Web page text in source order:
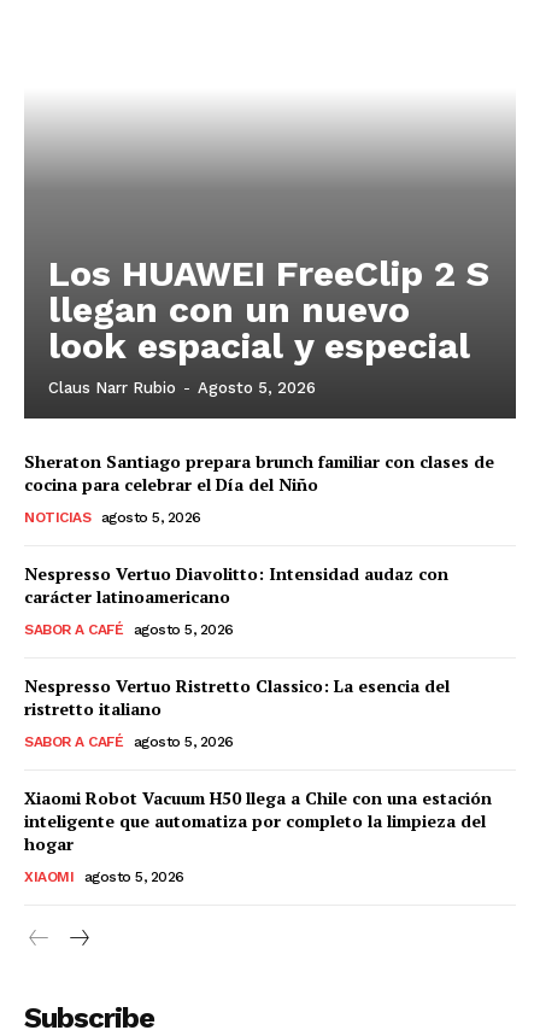
Los HUAWEI FreeClip 2 S
llegan con un nuevo
look espacial y especial
Claus Narr Rubio - Agosto 5, 2026
Sheraton Santiago prepara brunch familiar con clases de
cocina para celebrar el Día del Niño
NOTICIAS agosto 5, 2026
Nespresso Vertuo Diavolitto: Intensidad audaz con
carácter latinoamericano
SABOR A CAFÉ agosto 5, 2026
Nespresso Vertuo Ristretto Classico: La esencia del
ristretto italiano
SABOR A CAFÉ agosto 5, 2026
Xiaomi Robot Vacuum H50 llega a Chile con una estación
inteligente que automatiza por completo la limpieza del
hogar
XIAOMI agosto 5, 2026
Subscribe